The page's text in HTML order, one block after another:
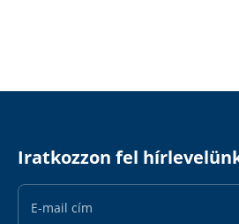
Iratkozzon fel
Email
Address